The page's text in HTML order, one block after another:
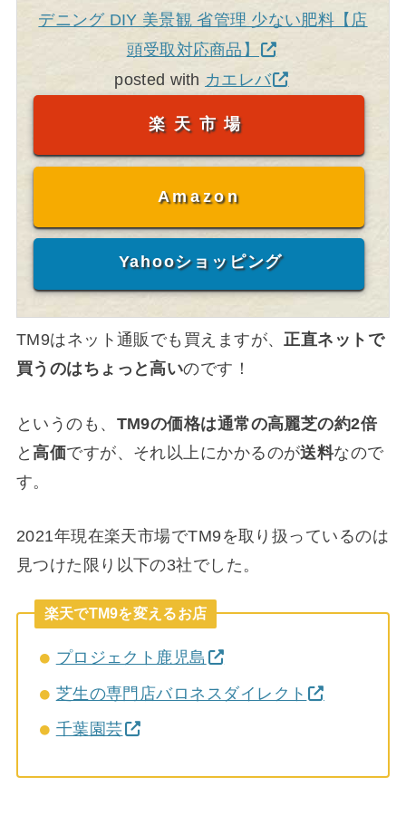
デニング DIY 美景観 省管理 少ない肥料【店
頭受取対応商品】
posted with カエレバ
楽天市場
Amazon
Yahooショッピング
TM9はネット通販でも買えますが、正直ネットで
買うのはちょっと高いのです！
というのも、 TM9の価格は通常の高麗芝の約2倍
と高価ですが、それ以上にかかるのが送料なので
す。
2021年現在楽天市場でTM9を取り扱っているのは
見つけた限り以下の3社でした。
楽天でTM9を変えるお店
プロジェクト鹿児島
芝生の専門店バロネスダイレクト
千葉園芸